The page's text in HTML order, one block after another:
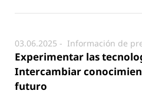
03.06.2025 - Información de
Experimentar las
Intercambiar
futuro